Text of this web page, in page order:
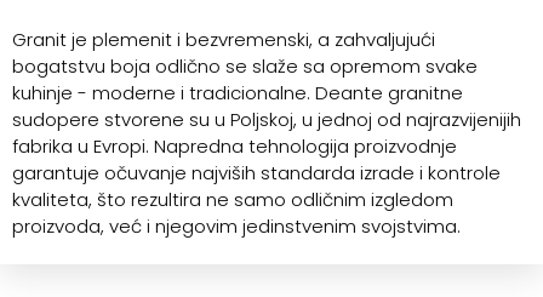
Granit je plemenit i bezvremenski, a zahvaljujući
bogatstvu boja odlično se slaže sa opremom svake
kuhinje - moderne i tradicionalne. Deante granitne
sudopere stvorene su u Poljskoj, u jednoj od najrazvijenijih
fabrika u Evropi. Napredna tehnologija proizvodnje
garantuje očuvanje najviših standarda izrade i kontrole
kvaliteta, što rezultira ne samo odličnim izgledom
proizvoda, već i njegovim jedinstvenim svojstvima.